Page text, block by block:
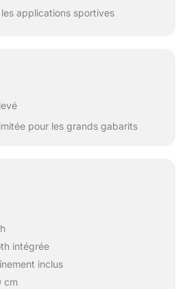
applications sportives
pour les grands gabarits
intégrée
inclus
cm